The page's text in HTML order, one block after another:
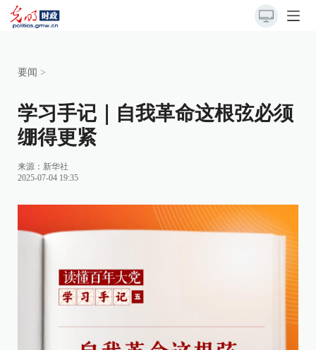
要闻 >
学习手记｜自我革命这根弦必须
绷得更紧
来源： 新华社
2025-07-04 19:35